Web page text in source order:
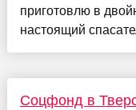
приготовлю в
настоящий
Соцфонд в